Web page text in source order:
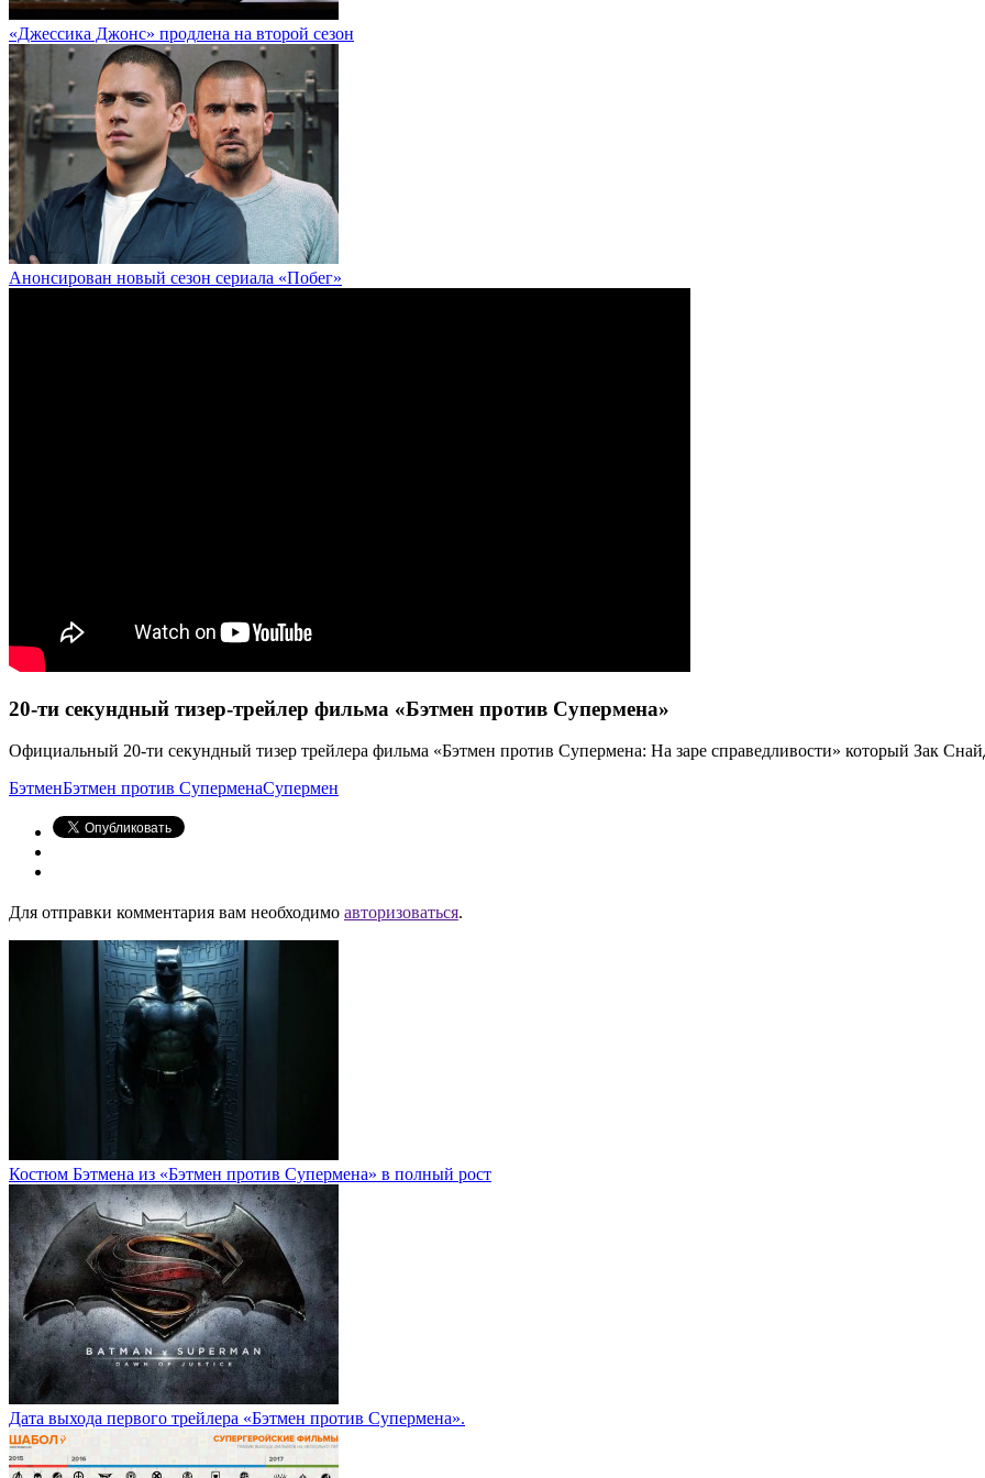
«Джессика Джонс» продлена на второй сезон
Анонсирован новый сезон сериала «Побег»
20-ти секундный тизер-трейлер фильма «Бэтмен против Супермена»
Официальный 20-ти секундный тизер трейлера фильма «Бэтмен против Супермена: На заре справедливости» который Зак
БэтменБэтмен против СуперменаСупермен
Для отправки комментария вам необходимо авторизоваться.
Костюм Бэтмена из «Бэтмен против Супермена» в полный рост
Дата выхода первого трейлера «Бэтмен против Супермена».